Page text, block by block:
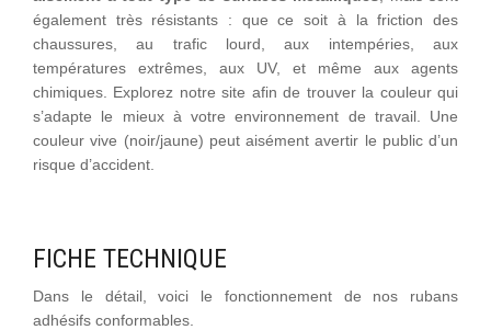
également très résistants : que ce soit à la friction des
chaussures, au trafic lourd, aux intempéries, aux
températures extrêmes, aux UV, et même aux agents
chimiques. Explorez notre site afin de trouver la couleur qui
s’adapte le mieux à votre environnement de travail. Une
couleur vive (noir/jaune) peut aisément avertir le public d’un
risque d’accident.
FICHE TECHNIQUE
Dans le détail, voici le fonctionnement de nos rubans
adhésifs conformables.